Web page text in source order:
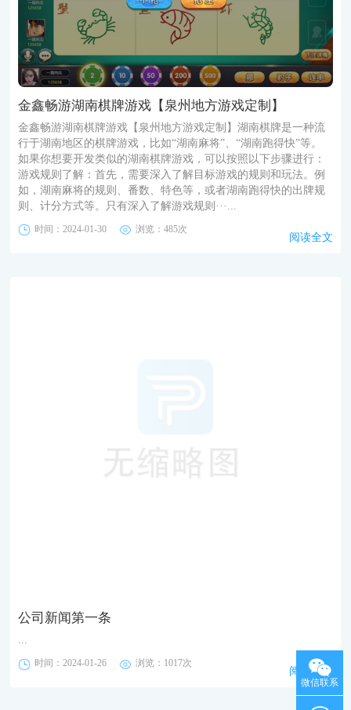
金鑫畅游湖南棋牌游戏【泉州地方游戏定制】
金鑫畅游湖南棋牌游戏【泉州地方游戏定制】湖南棋牌是一种流
行于湖南地区的棋牌游戏，比如“湖南麻将”、“湖南跑得快”等。
如果你想要开发类似的湖南棋牌游戏，可以按照以下步骤进行：
游戏规则了解：首先，需要深入了解目标游戏的规则和玩法。例
如，湖南麻将的规则、番数、特色等，或者湖南跑得快的出牌规
则、计分方式等。只有深入了解游戏规则···...
时间：2024-01-30 浏览：485次
阅读全文
公司新闻第一条
...
时间：2024-01-26 浏览：1017次
阅读全文
微信联系